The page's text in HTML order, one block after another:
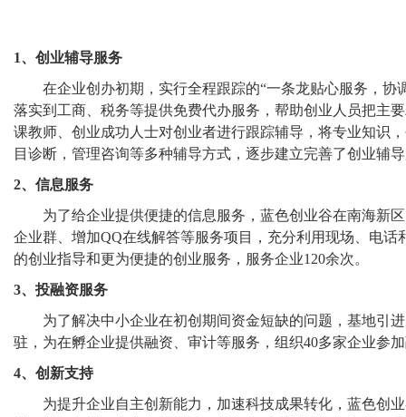
1、创业辅导服务
在企业创办初期，实行全程跟踪的“一条龙贴心服务，协
落实到工商、税务等提供免费代办服务，帮助创业人员把主
课教师、创业成功人士对创业者进行跟踪辅导，将专业知识
目诊断，管理咨询等多种辅导方式，逐步建立完善了创业辅
2、信息服务
为了给企业提供便捷的信息服务，蓝色创业谷在南海新区
企业群、增加QQ在线解答等服务项目，充分利用现场、电
的创业指导和更为便捷的创业服务，服务企业120余次。
3、投融资服务
为了解决中小企业在初创期间资金短缺的问题，基地引进
驻，为在孵企业提供融资、审计等服务，组织40多家企业参
4、创新支持
为提升企业自主创新能力，加速科技成果转化，蓝色创业